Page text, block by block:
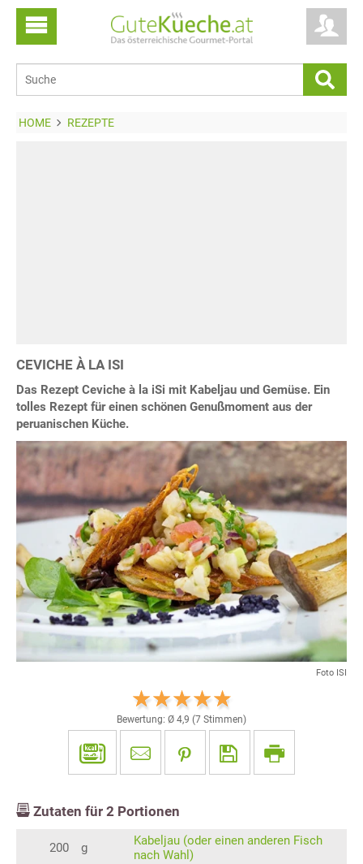
HOME REZEPTE
CEVICHE À LA ISI
Das Rezept Ceviche à la iSi mit Kabeljau und Gemüse. Ein
tolles Rezept für einen schönen Genußmoment aus der
peruanischen Küche.
Foto ISI
Bewertung: Ø 4,9 (7 Stimmen)
Zutaten für 2 Portionen
200 g
Kabeljau (oder einen anderen Fisch
nach Wahl)